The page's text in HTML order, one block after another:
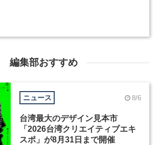
編集部おすすめ
ニュース 8/6
台湾最大のデザイン見本市
「2026台湾クリエイティブエキ
スポ」が8月31日まで開催